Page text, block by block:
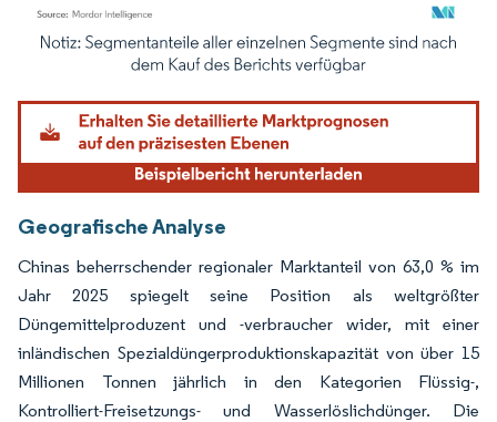
Bild © Mordor Intelligence. Wiederverwendung erfordert Namensnennung
Geografische Analyse
Chinas beherrschender regionaler Marktanteil von 63,0 % im
Jahr 2025 spiegelt seine Position als weltgrößter
Düngemittelproduzent und -verbraucher wider, mit einer
inländischen Spezialdüngerproduktionskapazität von über 15
Millionen Tonnen jährlich in den Kategorien Flüssig-,
Kontrolliert-Freisetzungs- und Wasserlöslichdünger. Die